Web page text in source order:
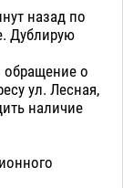
назад по
Дублирую
обращение о
ул. Лесная,
наличие